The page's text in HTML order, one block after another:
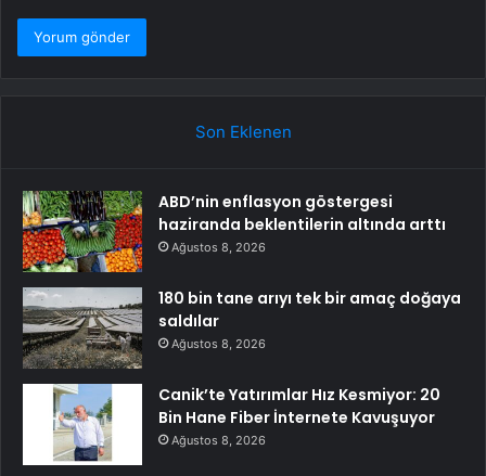
Son Eklenen
ABD’nin enflasyon göstergesi
haziranda beklentilerin altında arttı
Ağustos 8, 2026
180 bin tane arıyı tek bir amaç doğaya
saldılar
Ağustos 8, 2026
Canik’te Yatırımlar Hız Kesmiyor: 20
Bin Hane Fiber İnternete Kavuşuyor
Ağustos 8, 2026